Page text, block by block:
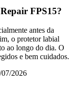
FPS15?
antes da
o protetor labial
ao longo do dia. O
e bem cuidados.
2026